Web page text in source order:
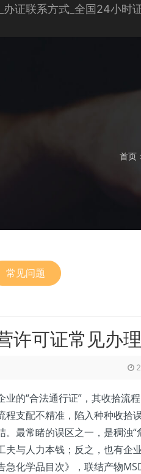
首页
常见问题
许可证常见办
“合法通行证”，其收拾流
支配不精准，陷入种种收拾
最常睹的误区之一，是稠浊
与人力本钱；反之，也有
化学品目次》，联结产物